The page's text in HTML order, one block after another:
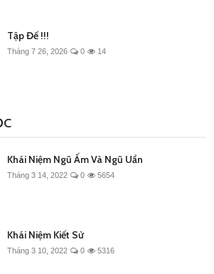
Tập Đế !!!
Tháng 7 26, 2026 0 14
Khái Niệm Ngũ Ấm Và Ngũ Uẩn
Tháng 3 14, 2022 0 5654
Khái Niệm Kiết Sử
Tháng 3 10, 2022 0 5316